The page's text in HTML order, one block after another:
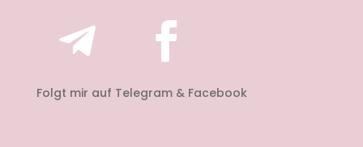
Folgt mir auf Telegram & Facebook